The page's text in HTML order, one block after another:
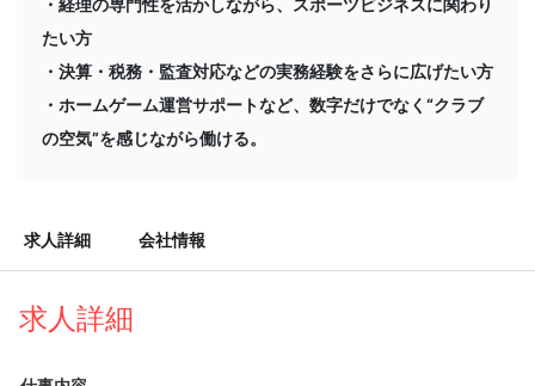
・経理の専門性を活かしながら、スポーツビジネスに関わり
たい方
・決算・税務・監査対応などの実務経験をさらに広げたい方
・ホームゲーム運営サポートなど、数字だけでなく“クラブ
の空気”を感じながら働ける。
求人詳細 会社情報
求人詳細